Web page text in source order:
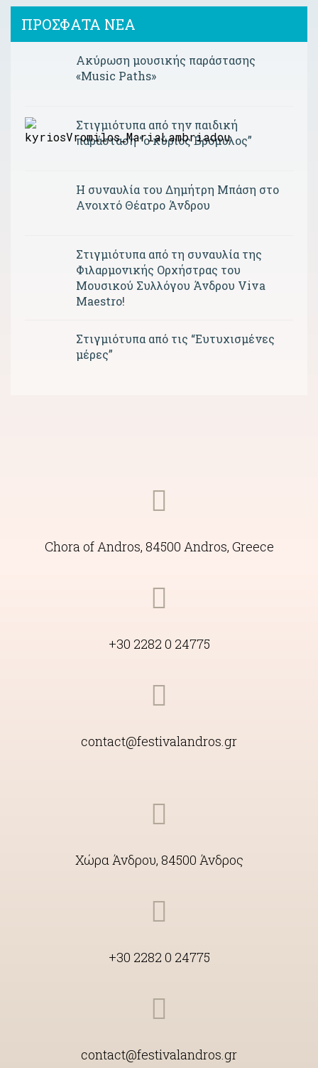
ΠΡΟΣΦΑΤΑ ΝΕΑ
Ακύρωση μουσικής παράστασης
«Music Paths»
Στιγμιότυπα από την παιδική
παράσταση “ο κύριος Βρομύλος”
Η συναυλία του Δημήτρη Μπάση στο
Ανοιχτό Θέατρο Άνδρου
Στιγμιότυπα από τη συναυλία της
Φιλαρμονικής Ορχήστρας του
Μουσικού Συλλόγου Άνδρου Viva
Maestro!
Στιγμιότυπα από τις “Ευτυχισμένες
μέρες”
Chora of Andros, 84500 Andros, Greece
+30 2282 0 24775
contact@festivalandros.gr
Χώρα Άνδρου, 84500 Άνδρος
+30 2282 0 24775
contact@festivalandros.gr